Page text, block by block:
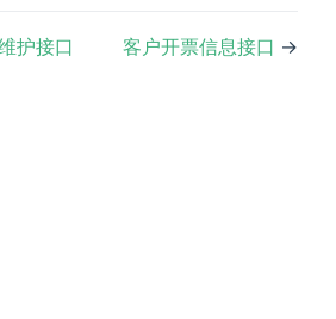
护接口 客户开票信息接口 →